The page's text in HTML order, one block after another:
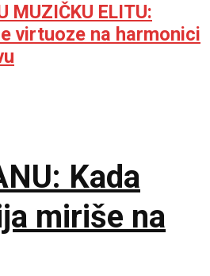
MUZIČKU ELITU:
virtuoze na harmonici
Kada
miriše na